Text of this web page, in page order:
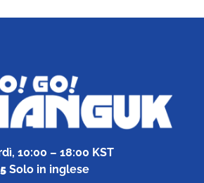
10:00 – 18:00 KST
Solo in inglese